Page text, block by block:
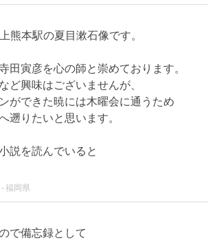
熊本駅の夏目漱石像です。
田寅彦を心の師と崇めております。
ど興味はございませんが、
ができた暁には木曜会に通うため
遡りたいと思います。
説を読んでいると
福岡県
で備忘録として